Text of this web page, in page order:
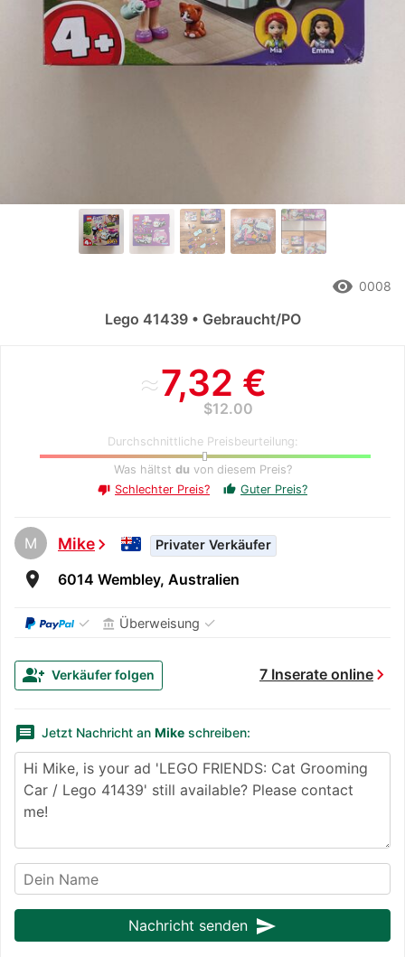
≈7,32 €
$12.00
Durchschnittliche Preisbeurteilung:
Was hältst du von diesem Preis?
thumb_down Schlechter Preis? thumb_up Guter Preis?
M Mikechevron_right Privater Verkäufer
room 6014 Wembley, Australien
✓ account_balance Überweisung ✓
7 Inserate onlinechevron_right
group_add Verkäufer folgen
message Jetzt Nachricht an Mike schreiben:
Nachricht senden send
remove_red_eye 0008
Lego 41439 • Gebraucht/PO